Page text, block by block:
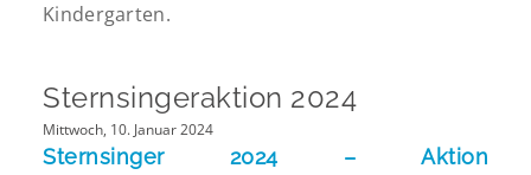
Kindergarten.
Sternsingeraktion 2024
Mittwoch, 10. Januar 2024
Sternsinger 2024 – Aktion